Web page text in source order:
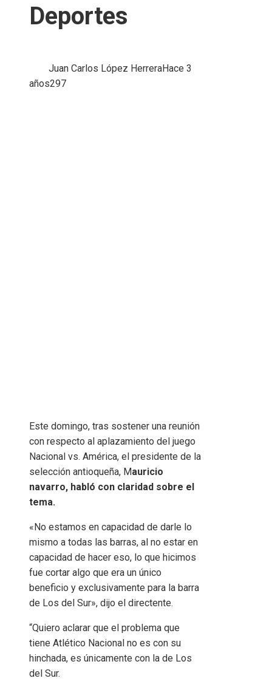
Deportes
Juan Carlos López HerreraHace 3
años297
Este domingo, tras sostener una reunión
con respecto al aplazamiento del juego
Nacional vs. América, el presidente de la
selección antioqueña, Mauricio
navarro, habló con claridad sobre el
tema.
«No estamos en capacidad de darle lo
mismo a todas las barras, al no estar en
capacidad de hacer eso, lo que hicimos
fue cortar algo que era un único
beneficio y exclusivamente para la barra
de Los del Sur», dijo el directente.
“Quiero aclarar que el problema que
tiene Atlético Nacional no es con su
hinchada, es únicamente con la de Los
del Sur.